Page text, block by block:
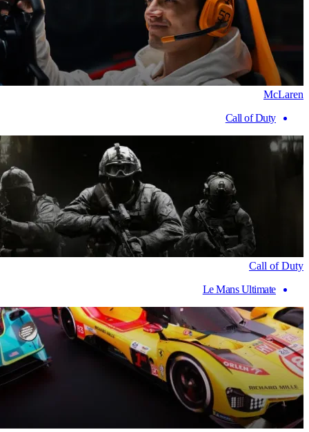
McLaren
Call of Duty
Call of Duty
Le Mans Ultimate